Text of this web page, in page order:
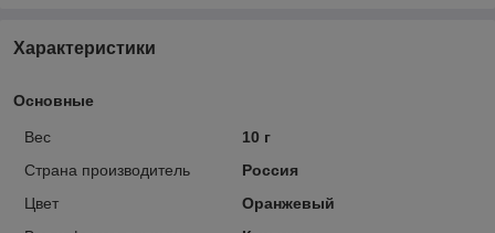
Характеристики
Основные
Вес
10 г
Страна производитель
Россия
Цвет
Оранжевый